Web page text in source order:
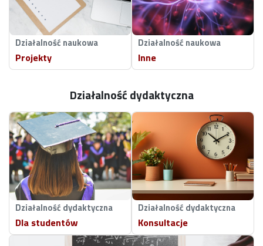
Działalność naukowa
Projekty
Działalność naukowa
Inne
Działalność dydaktyczna
Działalność dydaktyczna
Dla studentów
Działalność dydaktyczna
Konsultacje